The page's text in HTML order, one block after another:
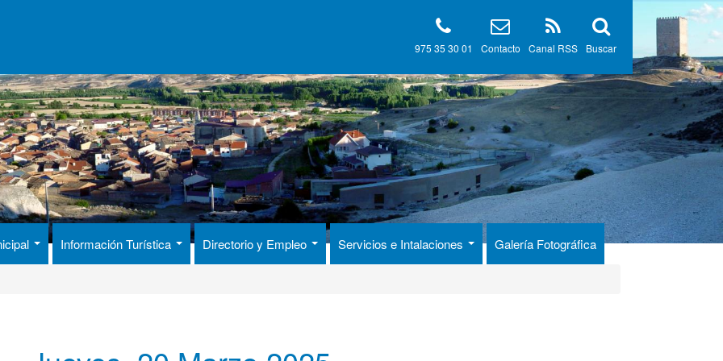
Buscar
Canal RSS
Contacto
975 35 30 01
Información Turística Directorio y Empleo Servicios e Intalaciones Galería Fotográfica